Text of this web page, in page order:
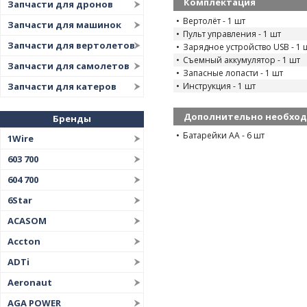
Запчасти для дронов
Запчасти для машинок
Запчасти для вертолетов
Запчасти для самолетов
Запчасти для катеров
Бренды
1Wire
603 700
604 700
6Star
ACASOM
Accton
ADTi
Aeronaut
AGA POWER
Вертолёт - 1 шт
Пульт управления - 1 шт
Зарядное устройство USB - 1
Съемный аккумулятор - 1 шт
Запасные лопасти - 1 шт
Инструкция - 1 шт
Дополнительно
Батарейки АА - 6 шт